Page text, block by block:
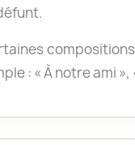
: « À notre ami